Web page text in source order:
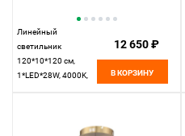
Линейный
светильник
120*10*120 см,
1*LED*28W, 4000K,
12 650 ₽
В КОРЗИНУ